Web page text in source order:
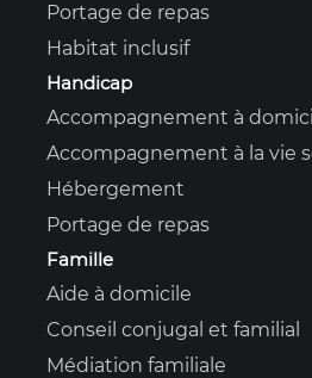
Portage de repas
Habitat inclusif
Handicap
Accompagnement à
Accompagnement à la vie
Hébergement
Portage de repas
Famille
Aide à domicile
Conseil conjugal et familial
Médiation familiale